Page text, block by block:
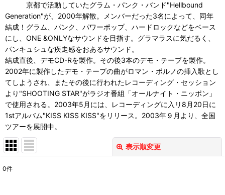
京都で活動していたグラム・パンク・バンド"Hellbound
Generation"が、2000年解散。メンバーだった3名によって、同年
結成！グラム、パンク、パワーポップ、ハードロックなどをベース
にし、ONE &ONLYなサウンドを目指す。グラマラスに気だるく、
パンキュシュな疾走感をおあるサウンド。
結成直後、デモCD-Rを製作。その後3本のデモ・テープを製作。
2002年に製作したデモ・テープの曲がロマン・ポルノの挿入歌とし
てしようされ、またその後に行われたレコーディング・セッション
より"SHOOTING STAR"がラジオ番組「オールナイト・ニッポン」
で使用される。2003年5月には、レコーディングに入リ8月20日に
1stアルバム"KISS KISS KISS"をリリース。2003年９月より、全国
ツアーを展開中。
表示順変更
0件